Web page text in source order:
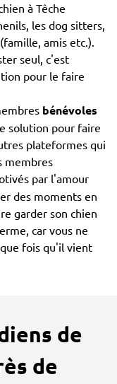
à Têche
les dog sitters,
amis etc.).
seul, c'est
pour le faire
bénévoles
solution pour faire
plateformes qui
membres
par l'amour
des moments en
garder son chien
car vous ne
fois qu'il vient
de
de